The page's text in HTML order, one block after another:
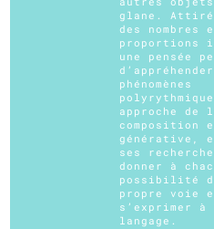
glane.
des nombres
proportions
une pensée
phénomènes
approche de
composition
générative,
ses
donner à
possibilité
propre voie
s’exprimer
langage.